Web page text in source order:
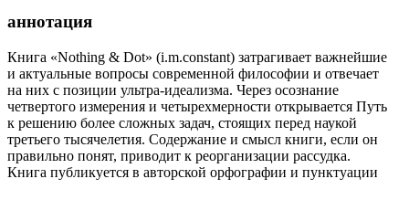
аннотация
Книга «Nothing & Dot» (i.m.constant) затрагивает важнейшие
и актуальные вопросы современной философии и отвечает
на них с позиции ультра-идеализма. Через осознание
четвертого измерения и четырехмерности открывается Путь
к решению более сложных задач, стоящих перед наукой
третьего тысячелетия. Содержание и смысл книги, если он
правильно понят, приводит к реорганизации рассудка.
Книга публикуется в авторской орфографии и пунктуации